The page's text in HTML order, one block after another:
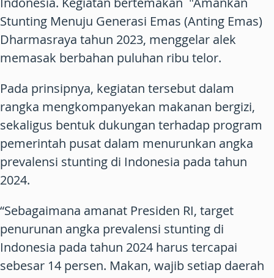
Stunting Menuju Generasi Emas (Anting Emas)
Dharmasraya tahun 2023, menggelar alek
memasak berbahan puluhan ribu telor.
Pada prinsipnya, kegiatan tersebut dalam
rangka mengkompanyekan makanan bergizi,
sekaligus bentuk dukungan terhadap program
pemerintah pusat dalam menurunkan angka
prevalensi stunting di Indonesia pada tahun
2024.
“Sebagaimana amanat Presiden RI, target
penurunan angka prevalensi stunting di
Indonesia pada tahun 2024 harus tercapai
sebesar 14 persen. Makan, wajib setiap daerah